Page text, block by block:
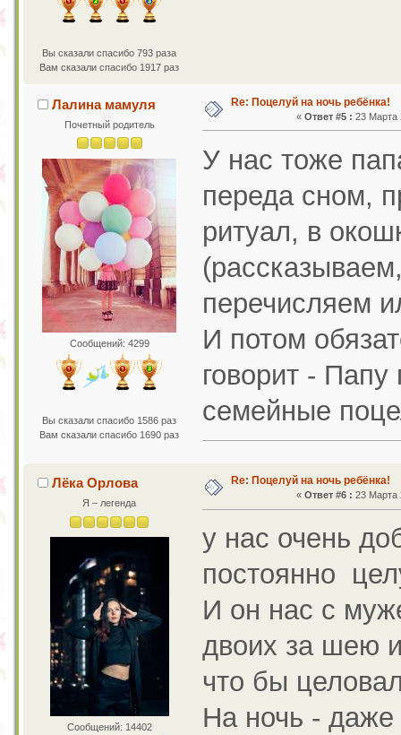
Вы сказали спасибо 793 раза
Вам сказали спасибо 1917 раз
Лалина мамуля
Почетный родитель
Сообщений: 4299
Вы сказали спасибо 1586 раз
Вам сказали спасибо 1690 раз
Re: Поцелуй на ночь ребёнка!
« Ответ #5 : 23 Марта
У нас тоже
переда сном,
ритуал, в
перечисляем
И потом
говорит - Папу
семейные
Лёка Орлова
Я – легенда
Сообщений: 14402
Re: Поцелуй на ночь ребёнка!
« Ответ #6 : 23 Марта
у нас очень
постоянно
И он нас с
двоих за шею
что бы
На ночь - даже